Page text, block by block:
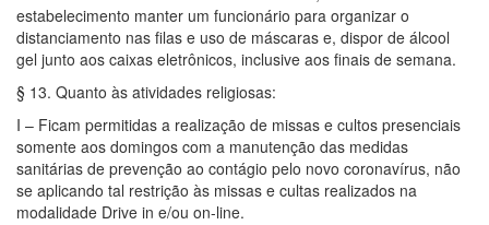
estabelecimento manter um funcionário para organizar o
distanciamento nas filas e uso de máscaras e, dispor de álcool
gel junto aos caixas eletrônicos, inclusive aos finais de semana.
§ 13. Quanto às atividades religiosas:
I – Ficam permitidas a realização de missas e cultos presenciais
somente aos domingos com a manutenção das medidas
sanitárias de prevenção ao contágio pelo novo coronavírus, não
se aplicando tal restrição às missas e cultas realizados na
modalidade Drive in e/ou on-line.